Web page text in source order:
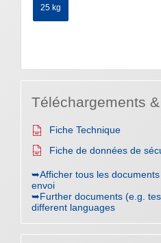
25 kg
Téléchargements
Fiche Technique
Fiche de données de
➥Afficher tous les
envoi
➥Further documents (e.g.
different languages